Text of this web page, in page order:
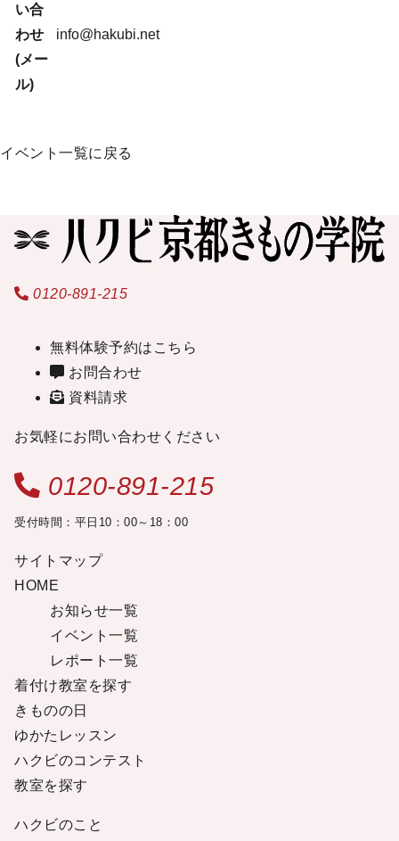
い合
わせ
(メー
ル)
info@hakubi.net
イベント一覧に戻る
0120-891-215
無料体験予約はこちら
お問合わせ
資料請求
お気軽にお問い合わせください
0120-891-215
受付時間：平日10：00～18：00
サイトマップ
HOME
お知らせ一覧
イベント一覧
レポート一覧
着付け教室を探す
きものの日
ゆかたレッスン
ハクビのコンテスト
教室を探す
ハクビのこと